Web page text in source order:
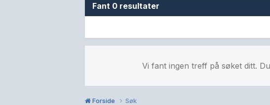
Fant 0 resultater
Vi fant ingen treff på søket ditt.
Forside Søk